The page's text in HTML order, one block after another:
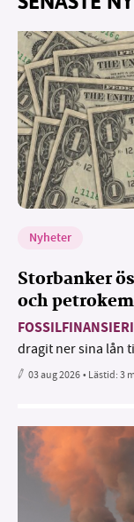
Nyheter
Storbanker
och
dragit ner sina lån
03 aug 2026• Lästid:3